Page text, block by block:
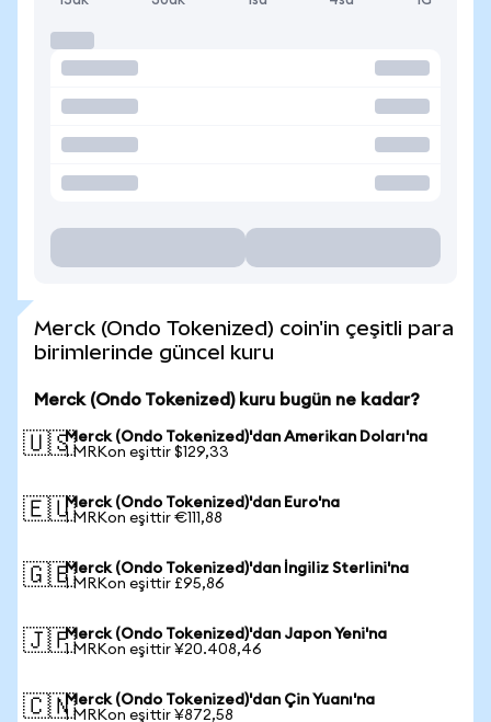
Merck (Ondo Tokenized) coin'in çeşitli para
birimlerinde güncel kuru
Merck (Ondo Tokenized) kuru bugün ne kadar?
🇺🇸Merck (Ondo Tokenized)'dan Amerikan Doları'na
1 MRKon eşittir $129,33
🇪🇺Merck (Ondo Tokenized)'dan Euro'na
1 MRKon eşittir €111,88
🇬🇧Merck (Ondo Tokenized)'dan İngiliz Sterlini'na
1 MRKon eşittir £95,86
🇯🇵Merck (Ondo Tokenized)'dan Japon Yeni'na
1 MRKon eşittir ¥20.408,46
🇨🇳Merck (Ondo Tokenized)'dan Çin Yuanı'na
1 MRKon eşittir ¥872,58